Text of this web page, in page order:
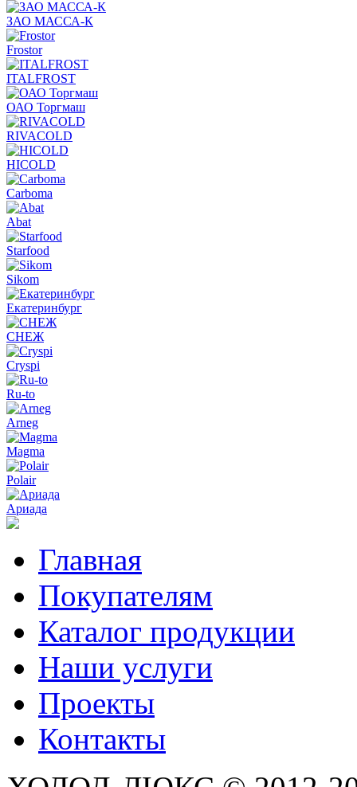
ЗАО МАССА-К
Frostor
ITALFROST
ОАО Торгмаш
RIVACOLD
HICOLD
Carboma
Abat
Starfood
Sikom
Екатеринбург
СНЕЖ
Cryspi
Ru-to
Arneg
Magma
Polair
Ариада
Главная
Покупателям
Каталог продукции
Наши услуги
Проекты
Контакты